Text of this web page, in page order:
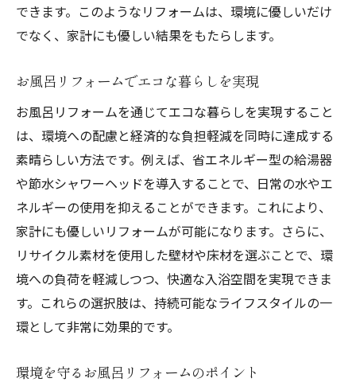
持続可能なお風呂リフォームの方法
お風呂リフォームで持続可能な住まいを実
現
エコフレンドリーなお風呂リフォームの手
法
持続可能な素材選びでお風呂をリフォーム
お風呂リフォームで持続可能な未来を創る
エコリフォームでお風呂空間を進化させる
環境配慮型お風呂リフォームの実践法
環境に優しいお風呂リフォームの実践例
エコな暮らしを支えるお風呂リフォーム術
法
できます。このようなリフォームは、環境に優しいだけ
でなく、家計にも優しい結果をもたらします。
お風呂リフォームでエコな暮らしを実現
お風呂リフォームを通じてエコな暮らしを実現すること
は、環境への配慮と経済的な負担軽減を同時に達成する
素晴らしい方法です。例えば、省エネルギー型の給湯器
や節水シャワーヘッドを導入することで、日常の水やエ
ネルギーの使用を抑えることができます。これにより、
家計にも優しいリフォームが可能になります。さらに、
リサイクル素材を使用した壁材や床材を選ぶことで、環
境への負荷を軽減しつつ、快適な入浴空間を実現できま
す。これらの選択肢は、持続可能なライフスタイルの一
環として非常に効果的です。
環境を守るお風呂リフォームのポイント